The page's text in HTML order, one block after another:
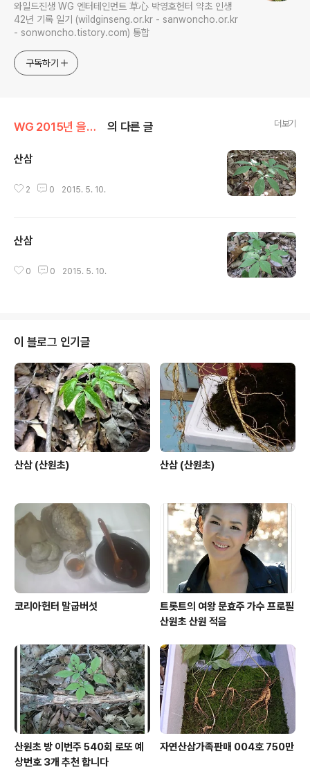
와일드진생 WG 엔터테인먼트 草心 박영호헌터 약초 인생
42년 기록 일기 (wildginseng.or.kr - sanwoncho.or.kr
- sonwoncho.tistory.com) 통합
구독하기
WG 2015년 을미년 기록 의 다른 글 더보기
산삼
2 0 2015. 5. 10.
산삼
0 0 2015. 5. 10.
이 블로그 인기글
산삼 (산원초) 산삼 (산원초)
코리아헌터 말굽버섯
트롯트의 여왕 문효주 가수 프로필
산원초 산원 적음
산원초 방 이번주 540회 로또 예
상번호 3개 추천 합니다
자연산삼가족판매 004호 750만